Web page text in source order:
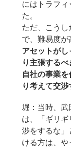
にはトラフ
た。
ただ、こう
で、難易度が
アセットが
り主張するべ
自社の事業
り考えて交渉
堀：当時、
は、「ギリ
渉をするな
ける方は、や